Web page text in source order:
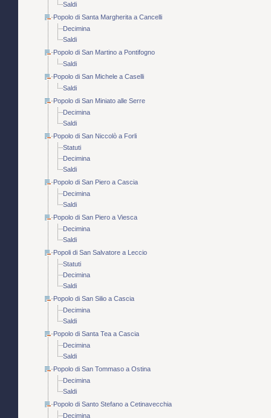
Saldi
Popolo di Santa Margherita a Cancelli
Decimina
Saldi
Popolo di San Martino a Pontifogno
Saldi
Popolo di San Michele a Caselli
Saldi
Popolo di San Miniato alle Serre
Decimina
Saldi
Popolo di San Niccolò a Forli
Statuti
Decimina
Saldi
Popolo di San Piero a Cascia
Decimina
Saldi
Popolo di San Piero a Viesca
Decimina
Saldi
Popoli di San Salvatore a Leccio
Statuti
Decimina
Saldi
Popolo di San Silio a Cascia
Decimina
Saldi
Popolo di Santa Tea a Cascia
Decimina
Saldi
Popolo di San Tommaso a Ostina
Decimina
Saldi
Popolo di Santo Stefano a Cetinavecchia
Decimina